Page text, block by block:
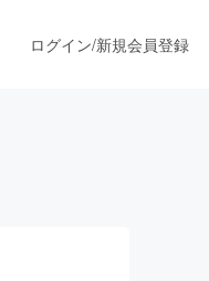
ログイン/新規会員登録